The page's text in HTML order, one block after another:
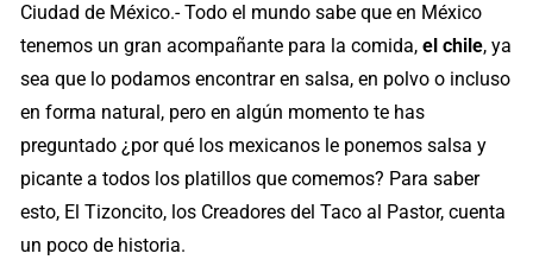
Ciudad de México.- Todo el mundo sabe que en México
tenemos un gran acompañante para la comida,el chile, ya
sea que lo podamos encontrar en salsa, en polvo o incluso
en forma natural, pero en algún momento te has
preguntado ¿por qué los mexicanos le ponemos salsa y
picante a todos los platillos que comemos? Para saber
esto, El Tizoncito, los Creadores del Taco al Pastor, cuenta
un poco de historia.